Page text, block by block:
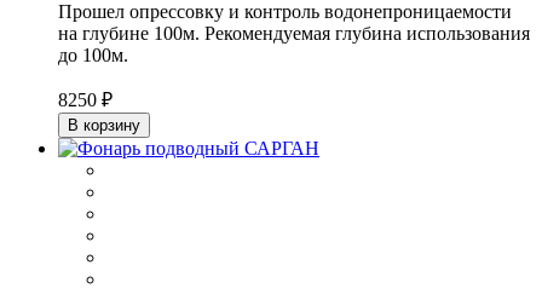
Прошел опрессовку и контроль водонепроницаемости
на глубине 100м. Рекомендуемая глубина использования
до 100м.
8250 ₽
В корзину